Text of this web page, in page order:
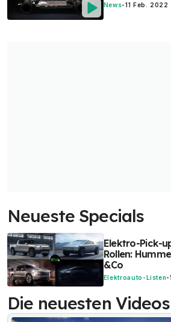
News-11 Feb. 2022
Neueste Specials
Elektro-Pick-
Rollen:
&Co
Elektroauto-Listen-
Die neuesten Videos